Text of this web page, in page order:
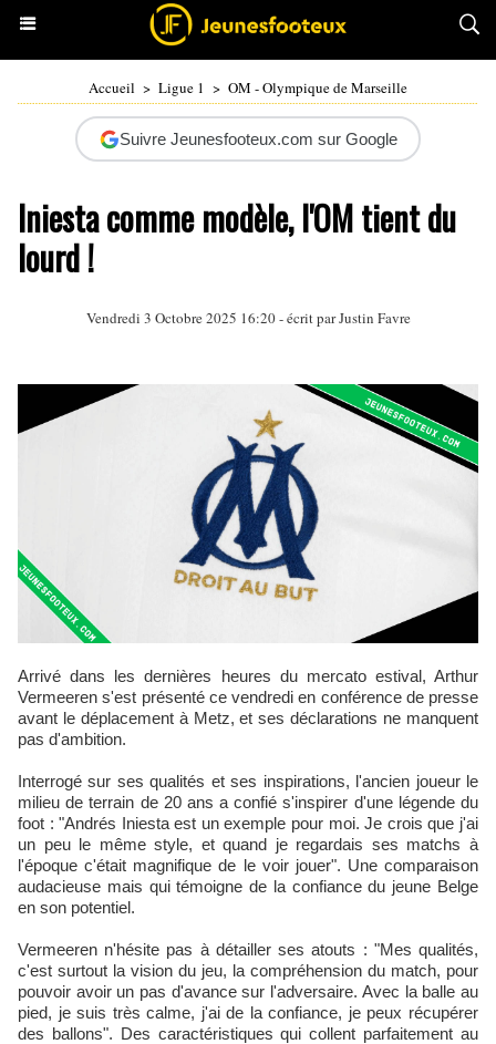
Accueil > Ligue 1 > OM - Olympique de Marseille
Suivre Jeunesfooteux.com sur Google
Iniesta comme modèle, l'OM tient du
lourd !
Vendredi 3 Octobre 2025 16:20 - écrit parJustin Favre
Arrivé dans les dernières heures du mercato estival, Arthur
Vermeeren s'est présenté ce vendredi en conférence de presse
avant le déplacement à Metz, et ses déclarations ne manquent
pas d'ambition.
Interrogé sur ses qualités et ses inspirations, l'ancien joueur le
milieu de terrain de 20 ans a confié s'inspirer d'une légende du
foot : "Andrés Iniesta est un exemple pour moi. Je crois que j'ai
un peu le même style, et quand je regardais ses matchs à
l'époque c'était magnifique de le voir jouer". Une comparaison
audacieuse mais qui témoigne de la confiance du jeune Belge
en son potentiel.
Vermeeren n'hésite pas à détailler ses atouts : "Mes qualités,
c'est surtout la vision du jeu, la compréhension du match, pour
pouvoir avoir un pas d'avance sur l'adversaire. Avec la balle au
pied, je suis très calme, j'ai de la confiance, je peux récupérer
des ballons". Des caractéristiques qui collent parfaitement au